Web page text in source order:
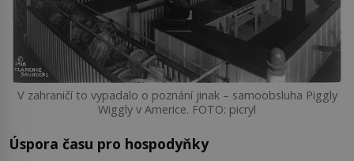
V zahraničí to vypadalo o poznání jinak – samoobsluha Piggly
Wiggly v Americe. FOTO: picryl
Úspora času pro hospodyňky